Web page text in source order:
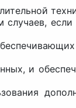
и